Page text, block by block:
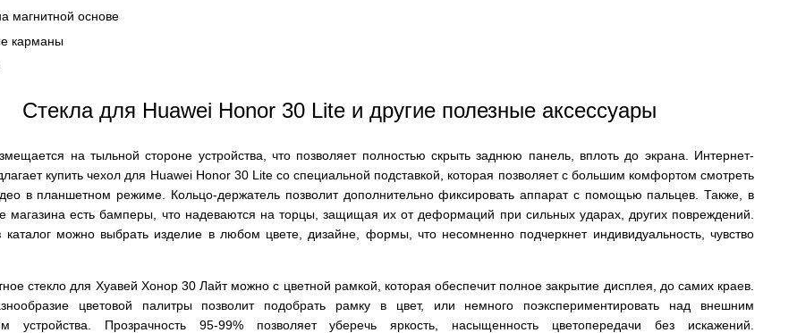
магнитной основе
карманы
Стекла для Huawei Honor 30 Lite и другие полезные аксессуары
на тыльной стороне устройства, что позволяет полностью скрыть заднюю панель, вплоть до экрана. Интернет-
купить чехол для Huawei Honor 30 Lite со специальной подставкой, которая позволяет с большим комфортом смотреть
в планшетном режиме. Кольцо-держатель позволит дополнительно фиксировать аппарат с помощью пальцев. Также, в
магазина есть бамперы, что надеваются на торцы, защищая их от деформаций при сильных ударах, других повреждений.
каталог можно выбрать изделие в любом цвете, дизайне, формы, что несомненно подчеркнет индивидуальность, чувство
стекло для Хуавей Хонор 30 Лайт можно с цветной рамкой, которая обеспечит полное закрытие дисплея, до самих краев.
цветовой палитры позволит подобрать рамку в цвет, или немного поэкспериментировать над внешним
устройства. Прозрачность 95-99% позволяет уберечь яркость, насыщенность цветопередачи без искажений.